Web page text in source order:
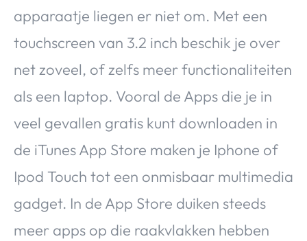
Over Valerie
Over Valerie
De Top 5
VALERIE'S CHOICE
Travel
Lifestyle
apparaatje liegen er niet om. Met een
touchscreen van 3.2 inch beschik je over
net zoveel, of zelfs meer functionaliteiten
als een laptop. Vooral de Apps die je in
veel gevallen gratis kunt downloaden in
de iTunes App Store maken je Iphone of
Ipod Touch tot een onmisbaar multimedia
gadget. In de App Store duiken steeds
meer apps op die raakvlakken hebben